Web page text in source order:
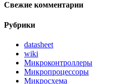
Свежие комментарии
Рубрики
datasheet
wiki
Микроконтроллеры
Микропроцессоры
Микросхема